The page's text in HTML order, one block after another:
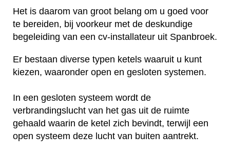
Het is daarom van groot belang om u goed voor
te bereiden, bij voorkeur met de deskundige
begeleiding van een cv-installateur uit Spanbroek.
Er bestaan diverse typen ketels waaruit u kunt
kiezen, waaronder open en gesloten systemen.
In een gesloten systeem wordt de
verbrandingslucht van het gas uit de ruimte
gehaald waarin de ketel zich bevindt, terwijl een
open systeem deze lucht van buiten aantrekt.